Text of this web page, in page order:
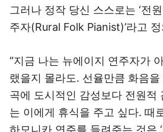
그러나 정작 당신 스스로는 ‘전
주자(Rural Folk Pianist)’라고
“지금 나는 뉴에이지 연주자가
랬을지 몰라도. 선율만큼 화음
곡에 도시적인 감성보다 전원적
는 이에게 휴식을 주고 싶다. 때
하모니카 연주를 들려주는 것은